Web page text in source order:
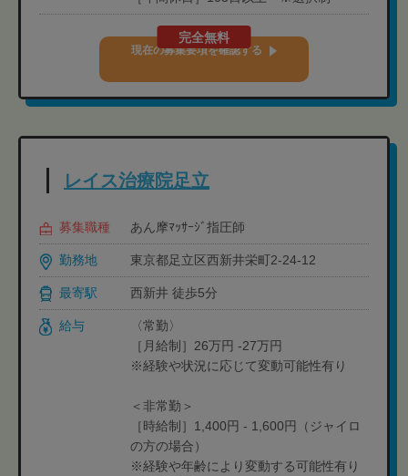
完全無料
現在の募集要項を確認する
レイス治療院足立
募集職種 あん摩ﾏｯｻｰｼﾞ指圧師
勤務地 東京都足立区西新井栄町2-24-12
最寄駅 西新井 徒歩5分
給与
〈常勤〉
［月給制］26万円 -27万円
※経験や状況に応じて変動可能性有り
＜非常勤＞
［時給制］1,400円 - 1,600円（ジャイロ
の方の場合）
※経験や年齢により変動する可能性有り